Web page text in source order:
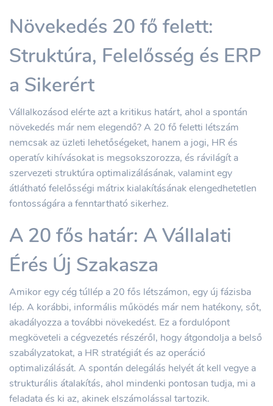
Növekedés 20 fő felett:
Struktúra, Felelősség és ERP
a Sikerért
Vállalkozásod elérte azt a kritikus határt, ahol a spontán
növekedés már nem elegendő? A 20 fő feletti létszám
nemcsak az üzleti lehetőségeket, hanem a jogi, HR és
operatív kihívásokat is megsokszorozza, és rávilágít a
szervezeti struktúra optimalizálásának, valamint egy
átlátható felelősségi mátrix kialakításának elengedhetetlen
fontosságára a fenntartható sikerhez.
A 20 fős határ: A Vállalati
Érés Új Szakasza
Amikor egy cég túllép a 20 fős létszámon, egy új fázisba
lép. A korábbi, informális működés már nem hatékony, sőt,
akadályozza a további növekedést. Ez a fordulópont
megköveteli a cégvezetés részéről, hogy átgondolja a belső
szabályzatokat, a HR stratégiát és az operáció
optimalizálását. A spontán delegálás helyét át kell vegye a
strukturális átalakítás, ahol mindenki pontosan tudja, mi a
feladata és ki az, akinek elszámolással tartozik.